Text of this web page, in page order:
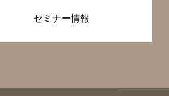
セミナー情報